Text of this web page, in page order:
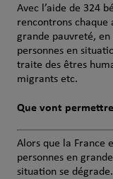
Avec l’aide de 324
rencontrons chaque
grande pauvreté, en
personnes en
traite des êtres
migrants etc.
Que vont
Alors que la France
personnes en
situation se dégrade.